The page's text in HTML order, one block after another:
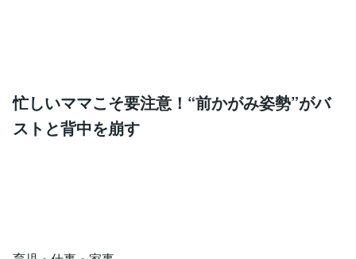
忙しいママこそ要注意！“前かがみ姿勢”がバ
ストと背中を崩す